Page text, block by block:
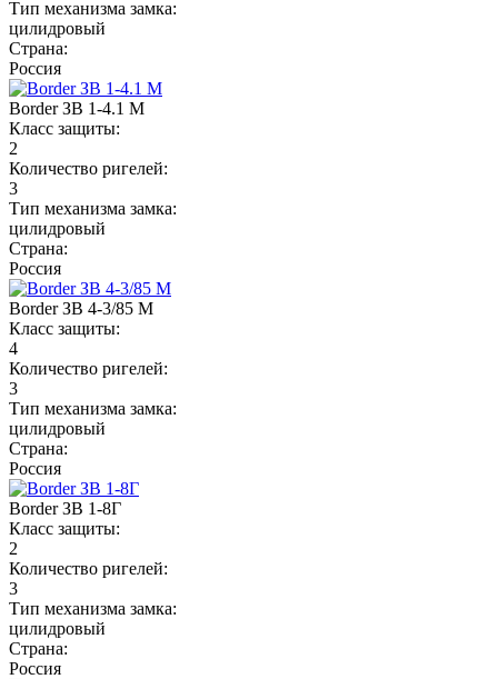
Тип механизма замка:
цилидровый
Страна:
Россия
Border ЗВ 1-4.1 М
Класс защиты:
2
Количество ригелей:
3
Тип механизма замка:
цилидровый
Страна:
Россия
Border ЗВ 4-3/85 М
Класс защиты:
4
Количество ригелей:
3
Тип механизма замка:
цилидровый
Страна:
Россия
Border ЗВ 1-8Г
Класс защиты:
2
Количество ригелей:
3
Тип механизма замка:
цилидровый
Страна:
Россия